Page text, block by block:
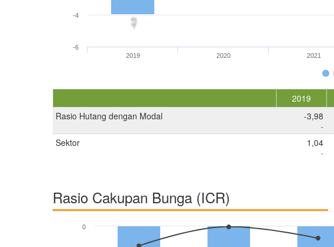
-4,0
2019 2020 2021
-6
-4
2019
Rasio Hutang dengan Modal
-3,98
-
Sektor 1,04
-
Rasio Cakupan Bunga (ICR)
0